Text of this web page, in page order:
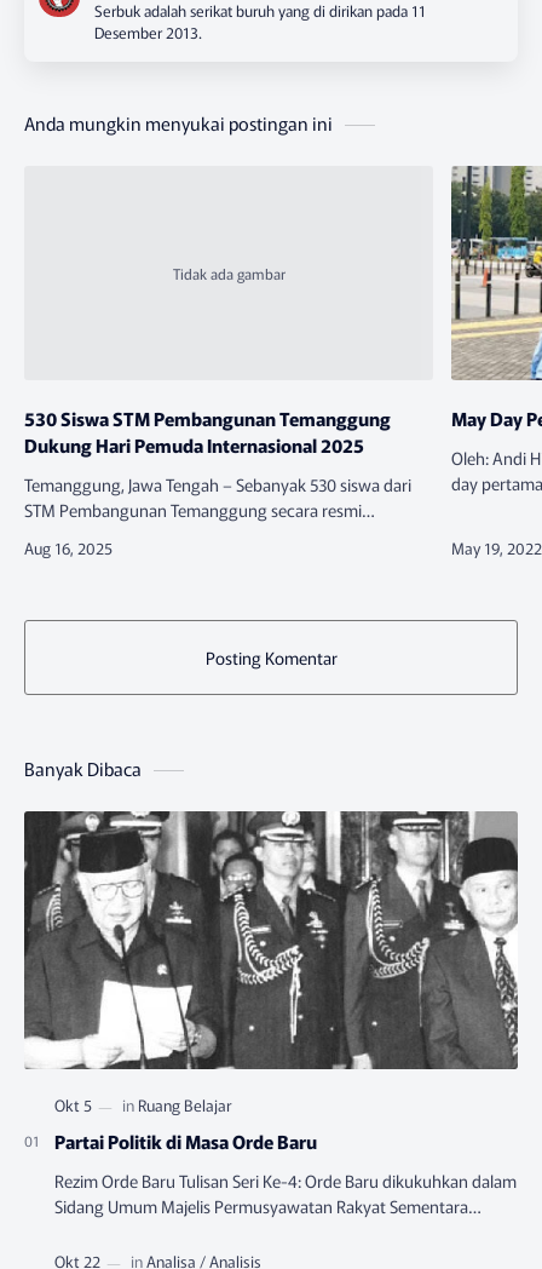
Serbuk adalah serikat buruh yang di dirikan pada 11
Desember 2013.
Anda mungkin menyukai postingan ini
530 Siswa STM Pembangunan Temanggung
Dukung Hari Pemuda Internasional 2025
Temanggung, Jawa Tengah – Sebanyak 530 siswa dari
STM Pembangunan Temanggung secara resmi
Pemuda Internasional (International You…
May Day
Oleh: Andi
day
Posting Komentar
Banyak Dibaca
Partai Politik di Masa Orde Baru
Rezim Orde Baru Tulisan Seri Ke-4: Orde Baru dikukuhkan dalam
Sidang Umum Majelis Permusyawatan Rakyat Sementara